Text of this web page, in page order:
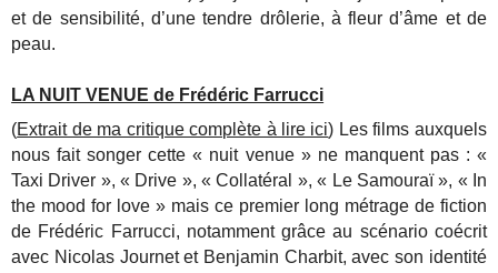
et de sensibilité, d’une tendre drôlerie, à fleur d’âme et de
peau.
LA NUIT VENUE de Frédéric Farrucci
(Extrait de ma critique complète à lire ici) Les films auxquels
nous fait songer cette « nuit venue » ne manquent pas : «
Taxi Driver », « Drive », « Collatéral », « Le Samouraï », « In
the mood for love » mais ce premier long métrage de fiction
de Frédéric Farrucci, notamment grâce au scénario coécrit
avec Nicolas Journet et Benjamin Charbit, avec son identité